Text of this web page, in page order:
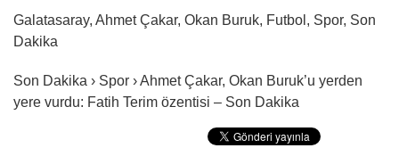
Galatasaray, Ahmet Çakar, Okan Buruk, Futbol, Spor, Son
Dakika
Son Dakika › Spor › Ahmet Çakar, Okan Buruk’u yerden
yere vurdu: Fatih Terim özentisi – Son Dakika